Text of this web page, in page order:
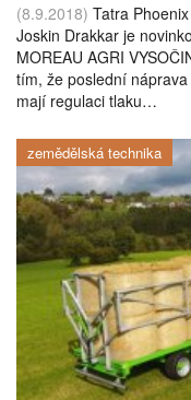
(8.9.2018) Tatra
Joskin Drakkar je
MOREAU AGRI
tím, že poslední
mají regulaci tlaku…
zemědělská technika